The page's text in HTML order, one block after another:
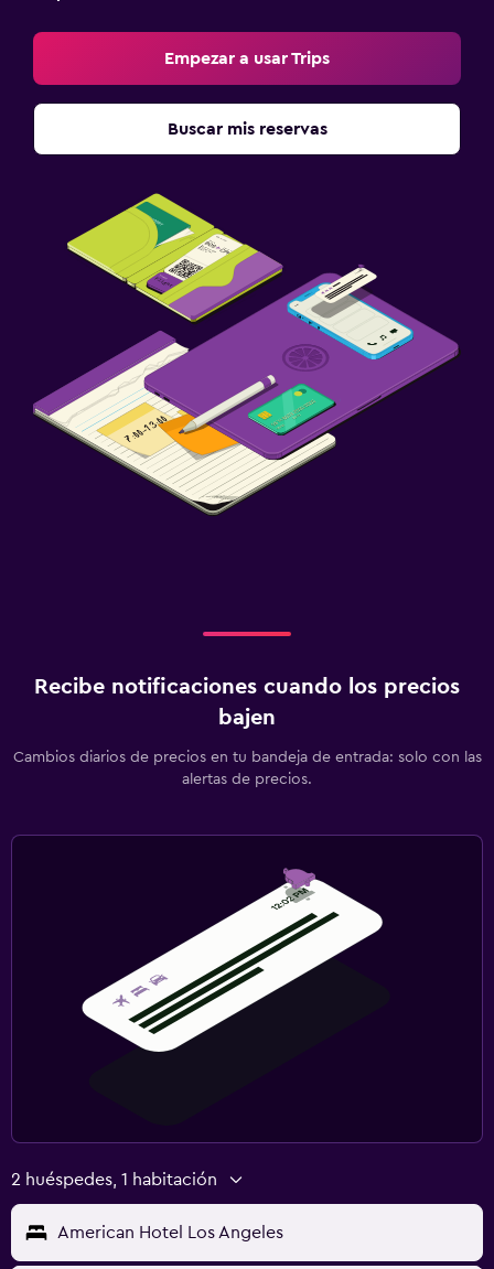
Empezar a usar Trips
Buscar mis reservas
Recibe notificaciones cuando los precios
bajen
Cambios diarios de precios en tu bandeja de entrada: solo con las
alertas de precios.
2 huéspedes, 1 habitación
American Hotel Los Angeles